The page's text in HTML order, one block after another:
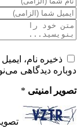
ذخیره نام،
دوباره دیدگاهی
تصویر امنیتی *